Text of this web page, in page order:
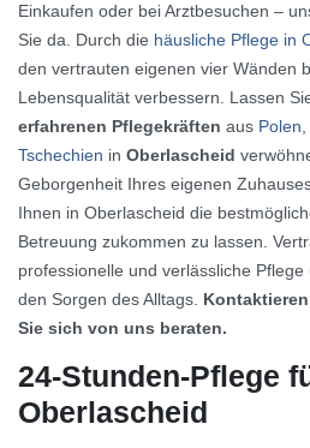
Einkaufen oder bei Arztbesuchen –
Sie da. Durch die häusliche Pflege in
den vertrauten eigenen vier Wänden
Lebensqualität verbessern. Lassen
erfahrenen Pflegekräften aus Polen
Tschechien in Oberlascheid
Geborgenheit Ihres eigenen
Ihnen in Oberlascheid die
Betreuung zukommen zu lassen.
professionelle und verlässliche
den Sorgen des Alltags.
Sie sich von uns beraten.
24-Stunden-Pflege
Oberlascheid